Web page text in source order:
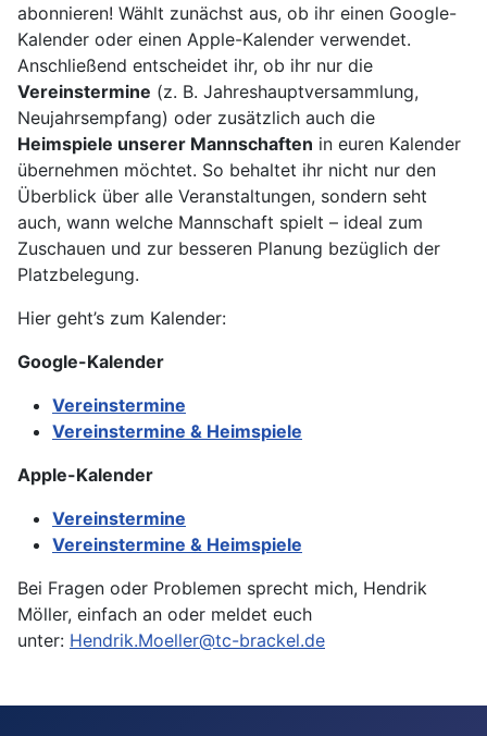
abonnieren! Wählt zunächst aus, ob ihr einen Google-
Kalender oder einen Apple-Kalender verwendet.
Anschließend entscheidet ihr, ob ihr nur die
Vereinstermine (z. B. Jahreshauptversammlung,
Neujahrsempfang) oder zusätzlich auch die
Heimspiele unserer Mannschaften in euren Kalender
übernehmen möchtet. So behaltet ihr nicht nur den
Überblick über alle Veranstaltungen, sondern seht
auch, wann welche Mannschaft spielt – ideal zum
Zuschauen und zur besseren Planung bezüglich der
Platzbelegung.
Hier geht’s zum Kalender:
Google-Kalender
Vereinstermine
Vereinstermine & Heimspiele
Apple-Kalender
Vereinstermine
Vereinstermine & Heimspiele
Bei Fragen oder Problemen sprecht mich, Hendrik
Möller, einfach an oder meldet euch
unter: Hendrik.Moeller@tc-brackel.de